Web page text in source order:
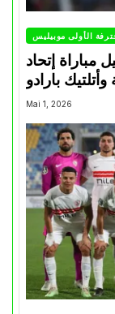
الأولى موبيليس
مباراة إتحاد
وأتلتيك بارادو
Mai 1, 2026